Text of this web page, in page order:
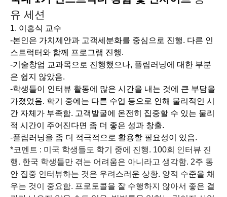
유 세션
1. 이흥식 교수
-본인은 가치제안과 고객세분화를 중심으로 진행. 다른 인
스트럭터와 함께 프로그램 진행.
-기술창업 교과목으로 진행했으나, 플립러닝에 대한 부분
은 쉽지 않았음.
-학생들이 인터뷰 활동에 많은 시간을 내는 것에 큰 부담을
가졌었음. 학기 중에는 다른 수업 등으로 인해 물리적인 시
간 자체가 부족함. 고객발굴에 온전히 집중할 수 있는 물리
적 시간이 주어진다면 좀 더 좋은 성과 창출.
-플립러닝을 좀 더 적극적으로 활용할 필요성이 있음.
*코멘트 : 미국 학생들도 학기 중에 진행. 100회 인터뷰 진
행. 한국 학생들만 겪는 어려움은 아니라고 생각함. 2주 동
안 집중 인터뷰하는 것은 우려스러운 상황. 양적 수준을 채
우는 것이 중요함. 프로토콜을 잘 수행하지 않아서 좋은 결